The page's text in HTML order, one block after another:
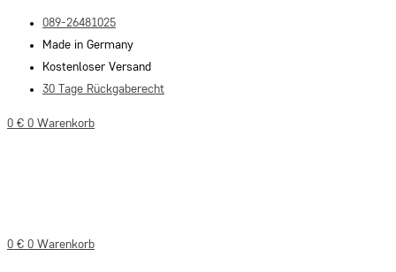
Inhalt
springen
089-26481025
Made in Germany
Kostenloser Versand
30 Tage Rückgaberecht
0 € 0 Warenkorb
0 € 0 Warenkorb